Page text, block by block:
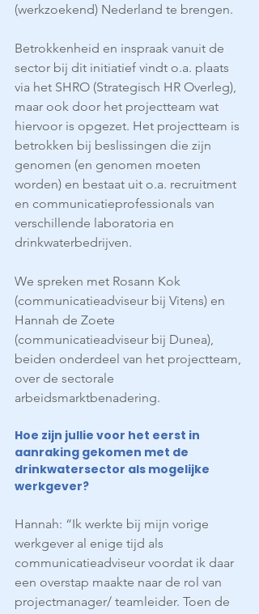
(werkzoekend) Nederland te brengen.
Betrokkenheid en inspraak vanuit de
sector bij dit initiatief vindt o.a. plaats
via het SHRO (Strategisch HR Overleg),
maar ook door het projectteam wat
hiervoor is opgezet. Het projectteam is
betrokken bij beslissingen die zijn
genomen (en genomen moeten
worden) en bestaat uit o.a. recruitment
en communicatieprofessionals van
verschillende laboratoria en
drinkwaterbedrijven.
We spreken met Rosann Kok
(communicatieadviseur bij Vitens) en
Hannah de Zoete
(communicatieadviseur bij Dunea),
beiden onderdeel van het projectteam,
over de sectorale
arbeidsmarktbenadering.
Hoe zijn jullie voor het eerst in
aanraking gekomen met de
drinkwatersector als mogelijke
werkgever?
Hannah: “Ik werkte bij mijn vorige
werkgever al enige tijd als
communicatieadviseur voordat ik daar
een overstap maakte naar de rol van
projectmanager/ teamleider. Toen de